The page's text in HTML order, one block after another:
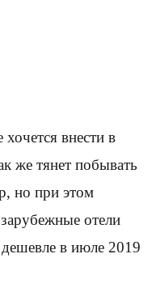
внести в
же тянет побывать
но при этом
отели
в июле 2019